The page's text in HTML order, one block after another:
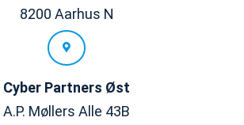
8200 Aarhus N
Cyber Partners Øst
A.P. Møllers Alle 43B